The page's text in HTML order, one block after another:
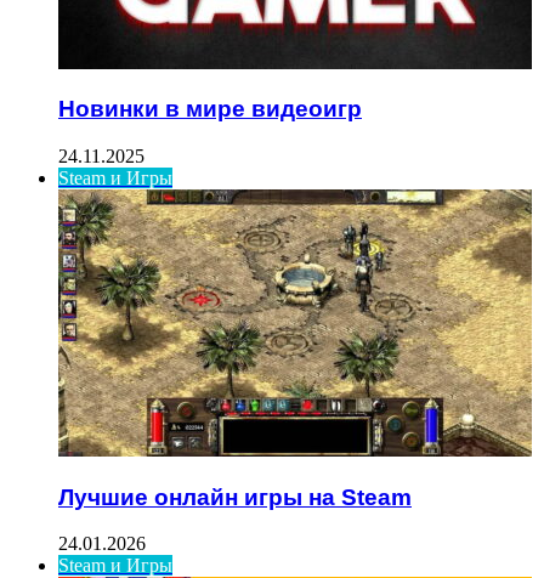
Новинки в мире видеоигр
24.11.2025
Steam и Игры
Лучшие онлайн игры на Steam
24.01.2026
Steam и Игры